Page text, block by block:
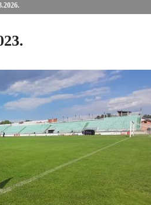
MILIONA KM ZA VODOSNABDIJEVANJE